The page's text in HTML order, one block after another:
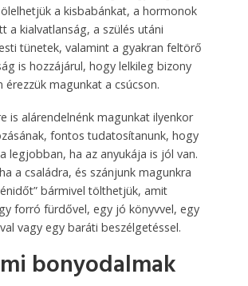
a kisbabánkat, a hormonok
a kialvatlanság, a szülés utáni
tünetek, valamint a gyakran feltörő
is hozzájárul, hogy lelkileg bizony
érezzük magunkat a csúcson.
is alárendelnénk magunkat ilyenkor
fontos tudatosítanunk, hogy
legjobban, ha az anyukája is jól van.
a családra, és szánjunk magunkra
bármivel tölthetjük, amit
forró fürdővel, egy jó könyvvel, egy
vagy egy baráti beszélgetéssel.
bonyodalmak